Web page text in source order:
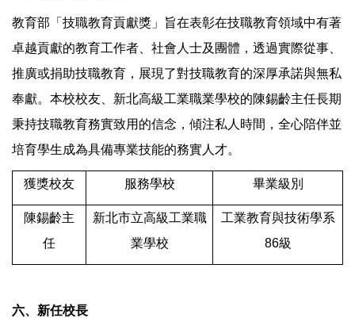
教育部「技職教育貢獻獎」旨在表彰在技職教育領域中有著
卓越貢獻的教育工作者、社會人士及團體，透過實際從事、
推廣或捐助技職教育，展現了對技職教育的深厚承諾與無私
奉獻。本校校友、新北高級工業職業學校的陳錫齡主任長期
秉持技職教育務實致用的信念，傾注私人時間，全心陪伴並
培育學生成為具備專業技能的務實人才。
獲獎校友 服務學校 畢業級別
陳錫齡主
任
新北市立高級工業職
業學校
工業教育與技術學系
86級
六、新任校長